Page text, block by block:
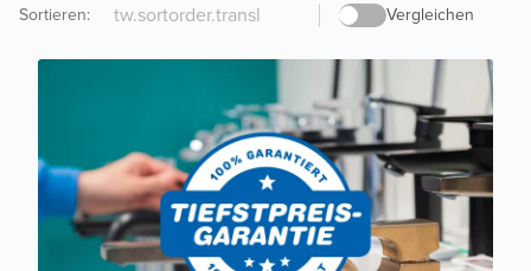
Vergleichen
Sortieren: